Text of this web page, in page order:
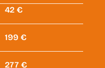
42 €
199 €
277 €